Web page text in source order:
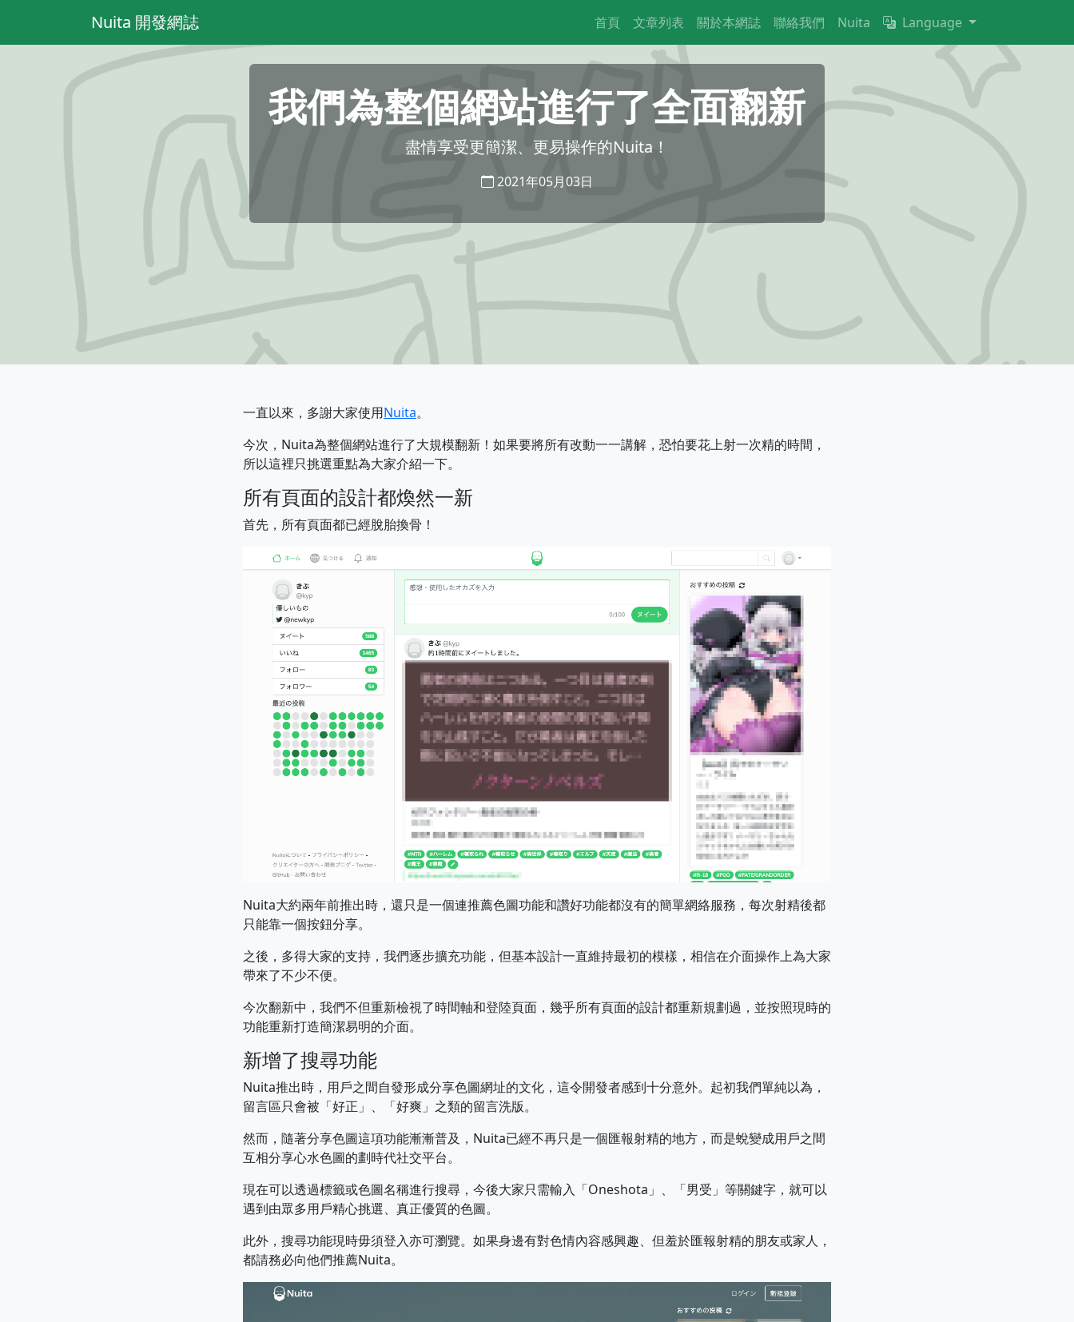
Nuita 開發網誌 首頁 文章列表 關於本網誌 聯絡我們 Nuita Language
我們為整個網站進行了全面翻新
盡情享受更簡潔、更易操作的Nuita！
2021年05月03日
一直以來，多謝大家使用Nuita。
今次，Nuita為整個網站進行了大規模翻新！如果要將所有改動一一講解，恐怕要花上射一次精的時間，
所以這裡只挑選重點為大家介紹一下。
所有頁面的設計都煥然一新
首先，所有頁面都已經脫胎換骨！
Nuita大約兩年前推出時，還只是一個連推薦色圖功能和讚好功能都沒有的簡單網絡服務，每次射精後都
只能靠一個按鈕分享。
之後，多得大家的支持，我們逐步擴充功能，但基本設計一直維持最初的模樣，相信在介面操作上為大家
帶來了不少不便。
今次翻新中，我們不但重新檢視了時間軸和登陸頁面，幾乎所有頁面的設計都重新規劃過，並按照現時的
功能重新打造簡潔易明的介面。
新增了搜尋功能
Nuita推出時，用戶之間自發形成分享色圖網址的文化，這令開發者感到十分意外。起初我們單純以為，
留言區只會被「好正」、「好爽」之類的留言洗版。
然而，隨著分享色圖這項功能漸漸普及，Nuita已經不再只是一個匯報射精的地方，而是蛻變成用戶之間
互相分享心水色圖的劃時代社交平台。
現在可以透過標籤或色圖名稱進行搜尋，今後大家只需輸入「Oneshota」、「男受」等關鍵字，就可以
遇到由眾多用戶精心挑選、真正優質的色圖。
此外，搜尋功能現時毋須登入亦可瀏覽。如果身邊有對色情內容感興趣、但羞於匯報射精的朋友或家人，
都請務必向他們推薦Nuita。